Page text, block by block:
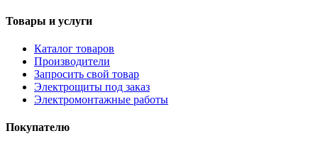
Товары и услуги
Каталог товаров
Производители
Запросить свой товар
Электрощиты под заказ
Электромонтажные работы
Покупателю